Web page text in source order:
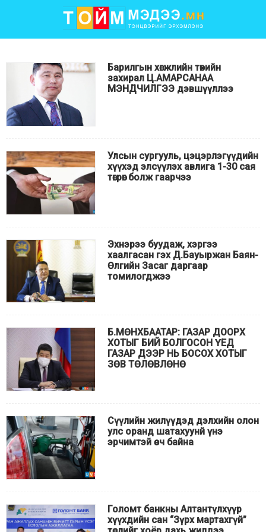
Барилгын хөгжлийн төвийн
захирал Ц.АМАРСАНАА
МЭНДЧИЛГЭЭ дэвшүүллээ
Улсын сургууль, цэцэрлэгүүдийн
хүүхэд элсүүлэх авлига 1-30 сая
төгрөг болж гаарчээ
Эхнэрээ буудаж, хэргээ
хаалгасан гэх Д.Бауыржан Баян-
Өлгийн Засаг даргаар
томилогджээ
Б.МӨНХБААТАР: ГАЗАР ДООРХ
ХОТЫГ БИЙ БОЛГОСОН ҮЕД
ГАЗАР ДЭЭР НЬ БОСОХ ХОТЫГ
ЗӨВ ТӨЛӨВЛӨНӨ
Сүүлийн жилүүдэд дэлхийн олон
улс оранд шатахуунй үнэ
эрчимтэй өсч байна
Голомт банкны Алтантүлхүүр
хүүхдийн сан “Зүрх мартахгүй”